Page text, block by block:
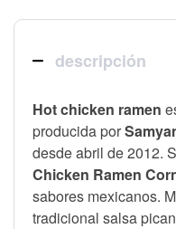
descripción
Hot chicken ramen
producida por
desde abril de 2012.
Chicken Ramen
sabores mexicanos.
tradicional salsa